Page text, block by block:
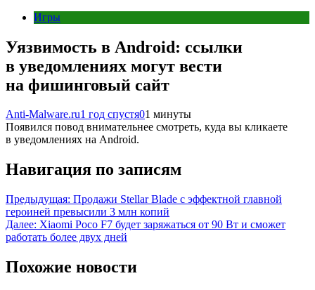
Игры
Уязвимость в Android: ссылки
в уведомлениях могут вести
на фишинговый сайт
Anti-Malware.ru1 год спустя01 минуты
Появился повод внимательнее смотреть, куда вы кликаете
в уведомлениях на Android.
Навигация по записям
Предыдущая: Продажи Stellar Blade с эффектной главной
героиней превысили 3 млн копий
Далее: Xiaomi Poco F7 будет заряжаться от 90 Вт и сможет
работать более двух дней
Похожие новости